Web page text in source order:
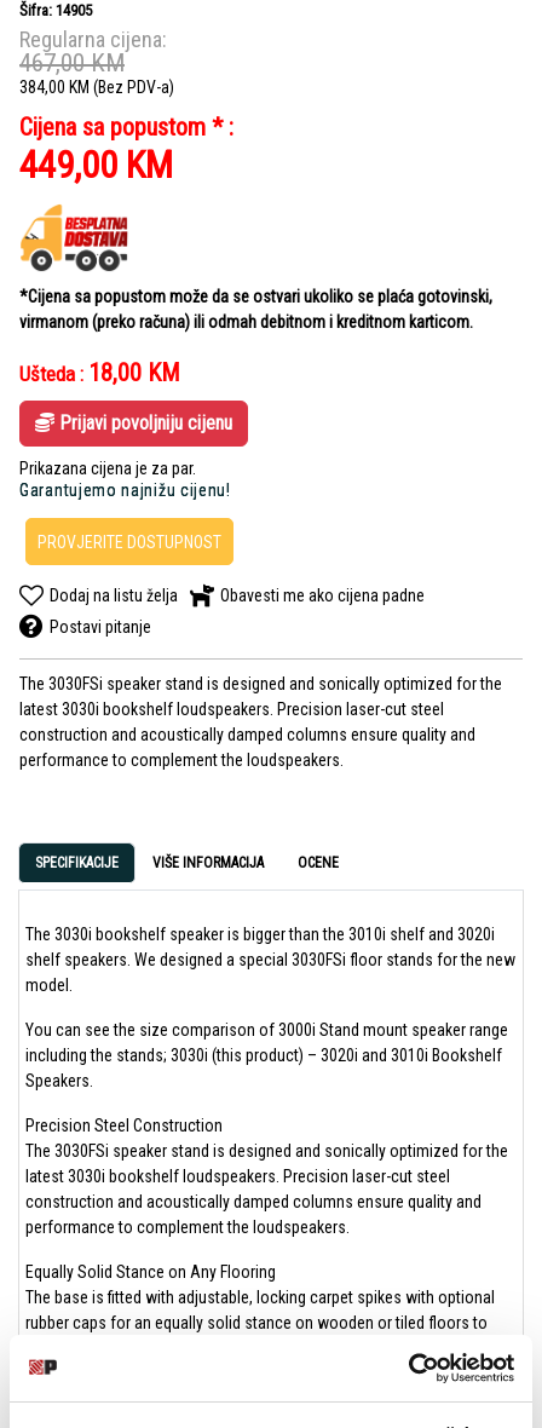
Šifra: 14905
Regularna cijena:
467,00KM
384,00 KM (Bez PDV-a)
Cijena sa popustom * :
449,00 KM
*Cijena sa popustom može da se ostvari ukoliko se plaća gotovinski,
virmanom (preko računa) ili odmah debitnom i kreditnom karticom.
Ušteda : 18,00 KM
Prijavi povoljniju cijenu
Prikazana cijena je za par.
Garantujemo najnižu cijenu!
PROVJERITE DOSTUPNOST
Dodaj na listu želja
Obavesti me ako cijena padne
Postavi pitanje
The 3030FSi speaker stand is designed and sonically optimized for the
latest 3030i bookshelf loudspeakers. Precision laser-cut steel
construction and acoustically damped columns ensure quality and
performance to complement the loudspeakers.
SPECIFIKACIJE VIŠE INFORMACIJA OCENE
The 3030i bookshelf speaker is bigger than the 3010i shelf and 3020i
shelf speakers. We designed a special 3030FSi floor stands for the new
model.
You can see the size comparison of 3000i Stand mount speaker range
including the stands; 3030i (this product) – 3020i and 3010i Bookshelf
Speakers.
Precision Steel Construction
The 3030FSi speaker stand is designed and sonically optimized for the
latest 3030i bookshelf loudspeakers. Precision laser-cut steel
construction and acoustically damped columns ensure quality and
performance to complement the loudspeakers.
Equally Solid Stance on Any Flooring
The base is fitted with adjustable, locking carpet spikes with optional
rubber caps for an equally solid stance on wooden or tiled floors to